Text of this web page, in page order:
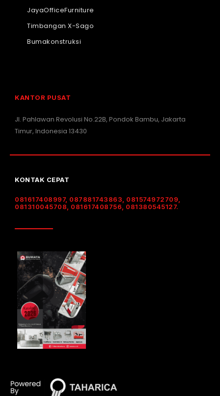
JayaOfficeFurniture
Timbangan X-Sago
Bumakonstruksi
KANTOR PUSAT
Jl. Pahlawan Revolusi No.22B, Pondok Bambu, Jakarta
Timur, Indonesia 13430
KONTAK CEPAT
081617408997, 087881743863, 081574972709,
081310045708, 081617408756, 081380545127.